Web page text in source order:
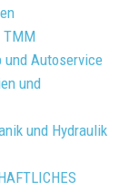
TMM
Autoservice
und
und Hydraulik